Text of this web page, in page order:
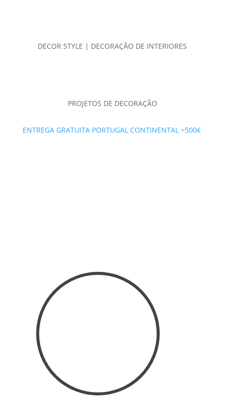
DECOR STYLE | DECORAÇÃO DE INTERIORES
PROJETOS DE DECORAÇÃO
ENTREGA GRATUITA PORTUGAL CONTINENTAL >500€